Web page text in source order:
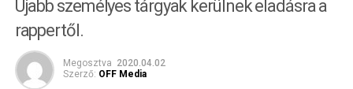
Újabb személyes tárgyak kerülnek eladásra a
rappertől.
Megosztva 2020.04.02
Szerző: OFF Media